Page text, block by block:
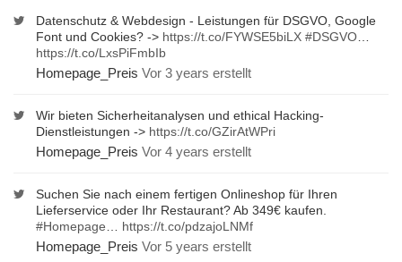
Datenschutz & Webdesign - Leistungen für DSGVO, Google
Font und Cookies? -> https://t.co/FYWSE5biLX #DSGVO
https://t.co/LxsPiFmbIb
Homepage_Preis Vor 3 years erstellt
Wir bieten Sicherheitanalysen und ethical Hacking-
Dienstleistungen -> https://t.co/GZirAtWPri
Homepage_Preis Vor 4 years erstellt
Suchen Sie nach einem fertigen Onlineshop für Ihren
Lieferservice oder Ihr Restaurant? Ab 349€ kaufen.
#Homepage
https://t.co/pdzajoLNMf
Homepage_Preis Vor 5 years erstellt